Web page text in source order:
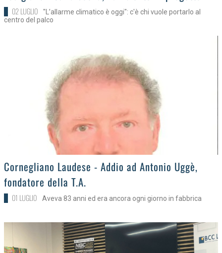
02 LUGLIO
"L’allarme climatico è oggi": c'è chi vuole portarlo al
centro del palco
>
Cornegliano Laudese - Addio ad Antonio Uggè,
fondatore della T.A.
01 LUGLIO Aveva 83 anni ed era ancora ogni giorno in fabbrica